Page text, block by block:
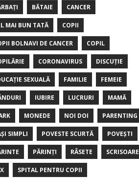
BĂTAIE CANCER
MAI BUN TATĂ COPII
BOLNAVI DE CANCER COPIL
CORONAVIRUS DISCUȚIE
SEXUALĂ FAMILIE FEMEIE
IUBIRE LUCRURI MAMĂ
MONEDE NOI DOI PARENTING
SIMPLI POVESTE SCURTĂ POVEȘTI
PĂRINȚI RÂSETE SCRISOARE
SPITAL PENTRU COPII